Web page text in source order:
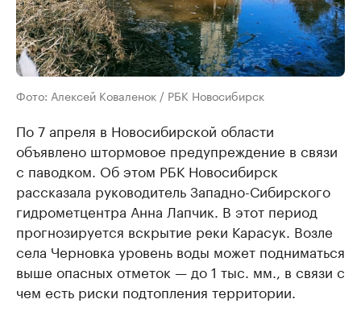
Фото: Алексей Коваленок / РБК Новосибирск
По 7 апреля в Новосибирской области
объявлено штормовое предупреждение в связи
с паводком. Об этом РБК Новосибирск
рассказала руководитель Западно-Сибирского
гидрометцентра Анна Лапчик. В этот период
прогнозируется вскрытие реки Карасук. Возле
села Черновка уровень воды может подниматься
выше опасных отметок — до 1 тыс. мм., в связи с
чем есть риски подтопления территории.